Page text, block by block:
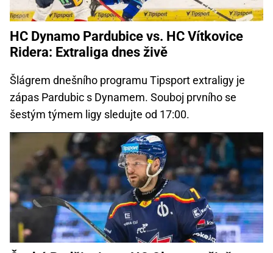
HC Dynamo Pardubice vs. HC Vítkovice
Ridera: Extraliga dnes živě
Šlágrem dnešního programu Tipsport extraligy je
zápas Pardubic s Dynamem. Souboj prvního se
šestým týmem ligy sledujte od 17:00.